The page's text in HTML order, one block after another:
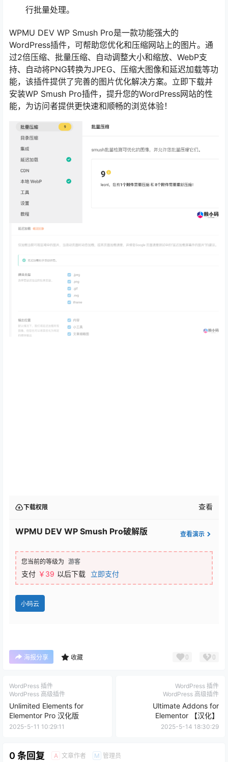
行批量处理。
WPMU DEV WP Smush Pro是一款功能强大的
WordPress插件，可帮助您优化和压缩网站上的图片。通
过2倍压缩、批量压缩、自动调整大小和缩放、WebP支
持、自动将PNG转换为JPEG、压缩大图像和延迟加载等功
能，该插件提供了完善的图片优化解决方案。立即下载并
安装WP Smush Pro插件，提升您的WordPress网站的性
能，为访问者提供更快速和顺畅的浏览体验！
下载权限 查看
WPMU DEV WP Smush Pro破解版 查看演示
您当前的等级为 游客
支付 ￥39 以后下载 立即支付
小码云
海报分享 收藏 0 0
WordPress 插件
WordPress 高级插件
Unlimited Elements for
Elementor Pro 汉化版
2025-5-11 10:29:11
WordPress 插件
WordPress 高级插件
Ultimate Addons for
Elementor 【汉化】
2025-5-14 18:30:29
0 条回复 A 文章作者 M 管理员